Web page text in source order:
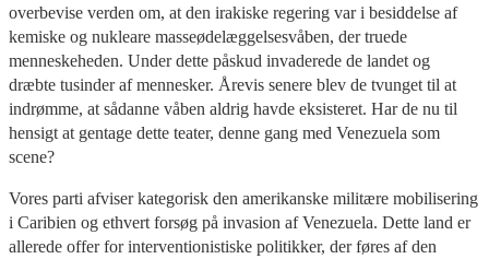
overbevise verden om, at den irakiske regering var i besiddelse af
kemiske og nukleare masseødelæggelsesvåben, der truede
menneskeheden. Under dette påskud invaderede de landet og
dræbte tusinder af mennesker. Årevis senere blev de tvunget til at
indrømme, at sådanne våben aldrig havde eksisteret. Har de nu til
hensigt at gentage dette teater, denne gang med Venezuela som
scene?
Vores parti afviser kategorisk den amerikanske militære mobilisering
i Caribien og ethvert forsøg på invasion af Venezuela. Dette land er
allerede offer for interventionistiske politikker, der føres af den